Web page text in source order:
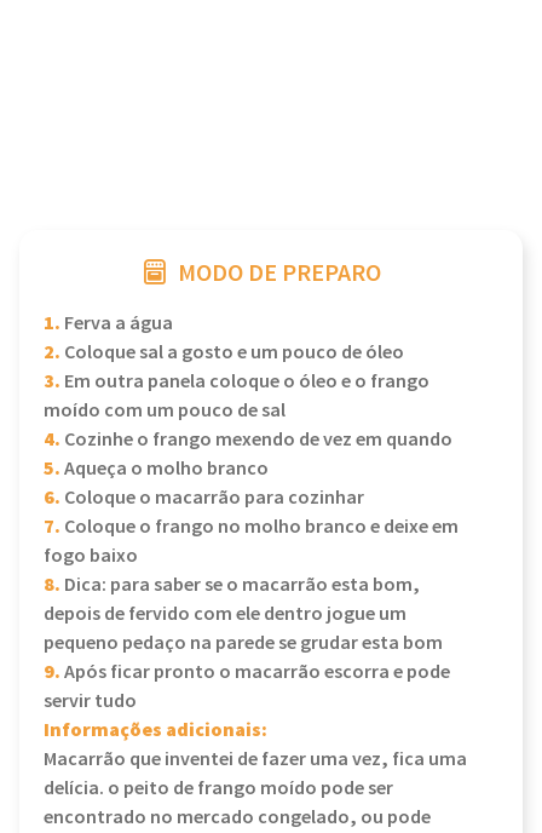
MODO DE PREPARO
1. Ferva a água
2. Coloque sal a gosto e um pouco de óleo
3. Em outra panela coloque o óleo e o frango
moído com um pouco de sal
4. Cozinhe o frango mexendo de vez em quando
5.Aqueça o molho branco
6. Coloque o macarrão para cozinhar
7. Coloque o frango no molho branco e deixe em
fogo baixo
8. Dica: para saber se o macarrão esta bom,
depois de fervido com ele dentro jogue um
pequeno pedaço na parede se grudar esta bom
9.Após ficar pronto o macarrão escorra e pode
servir tudo
Informações adicionais:
Macarrão que inventei de fazer uma vez, fica uma
delícia. o peito de frango moído pode ser
encontrado no mercado congelado, ou pode